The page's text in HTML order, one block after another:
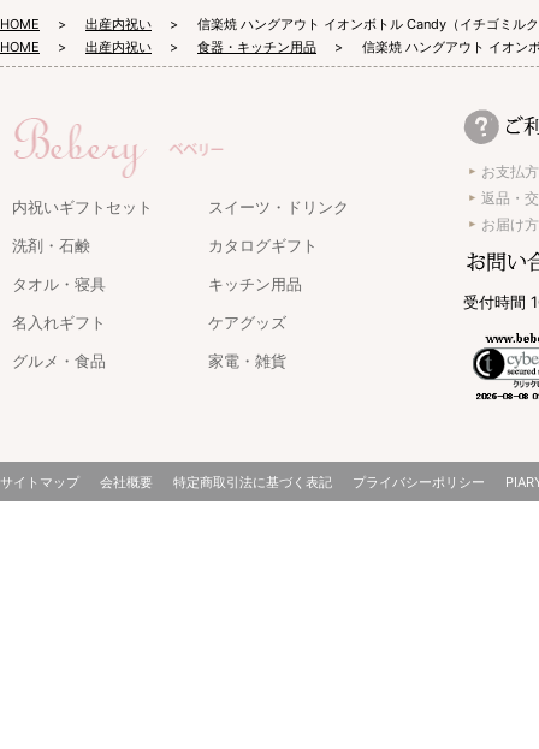
HOME 出産内祝い
信楽焼 ハングアウト イオンボトル Candy（イチゴミル
HOME
出産内祝い 食器・キッチン用品 信楽焼 ハングアウト イオン
内祝いギフトセット
スイーツ・ドリンク
洗剤・石鹸
カタログギフト
タオル・寝具
キッチン用品
名入れギフト
ケアグッズ
グルメ・食品
家電・雑貨
お支払
返品・
お届け
受付時間
サイトマップ 会社概要 特定商取引法に基づく表記 プライバシーポリシー